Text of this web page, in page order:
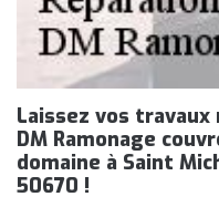
Laissez vos
DM Ramonage
domaine à Saint
50670 !